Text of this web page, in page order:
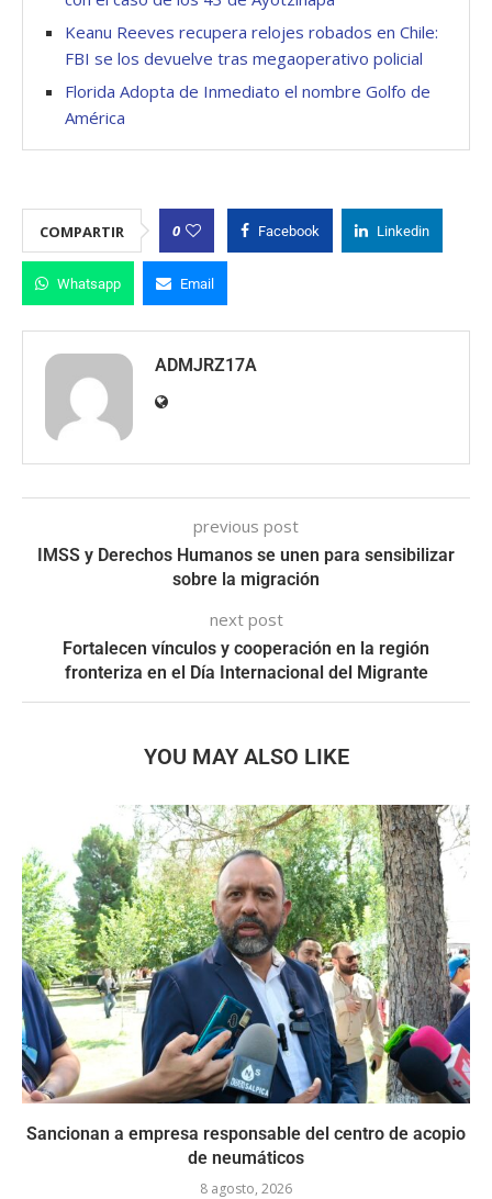
Keanu Reeves recupera relojes robados en Chile:
FBI se los devuelve tras megaoperativo policial
Florida Adopta de Inmediato el nombre Golfo de
América
COMPARTIR 0 Facebook Linkedin
Whatsapp Email
ADMJRZ17A
previous post
IMSS y Derechos Humanos se unen para sensibilizar
sobre la migración
next post
Fortalecen vínculos y cooperación en la región
fronteriza en el Día Internacional del Migrante
YOU MAY ALSO LIKE
Sancionan a empresa responsable del centro de acopio
de neumáticos
8 agosto, 2026